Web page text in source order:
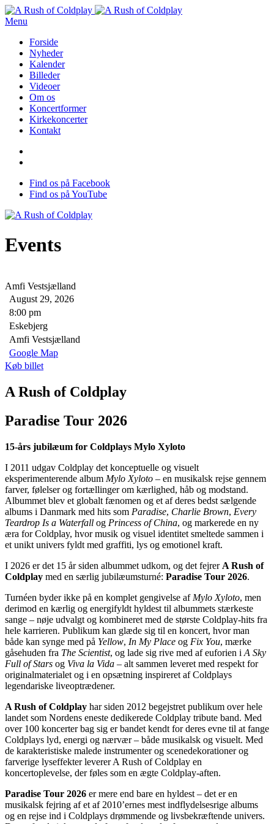
Menu
Forside
Nyheder
Kalender
Billeder
Videoer
Om os
Koncertformer
Kirkekoncerter
Kontakt
Find os på Facebook
Find os på YouTube
Events
Amfi Vestsjælland
August 29, 2026
8:00 pm
Eskebjerg
Amfi Vestsjælland
Google Map
Køb billet
A Rush of Coldplay
Paradise Tour 2026
15-års jubilæum for Coldplays Mylo Xyloto
I 2011 udgav Coldplay det konceptuelle og visuelt
eksperimenterende album Mylo Xyloto – en musikalsk rejse gennem
farver, følelser og fortællinger om kærlighed, håb og modstand.
Albummet blev et globalt fænomen og et af deres bedst sælgende
albums i Danmark med hits som Paradise, Charlie Brown, Every
Teardrop Is a Waterfall og Princess of China, og markerede en ny
æra for Coldplay, hvor musik og visuel identitet smeltede sammen i
et unikt univers fyldt med graffiti, lys og emotionel kraft.
I 2026 er det 15 år siden albummet udkom, og det fejrer A Rush of
Coldplay med en særlig jubilæumsturné: Paradise Tour 2026.
Turnéen byder ikke på en komplet gengivelse af Mylo Xyloto, men
derimod en kærlig og energifyldt hyldest til albummets stærkeste
sange – nøje udvalgt og kombineret med de største Coldplay-hits fra
hele karrieren. Publikum kan glæde sig til en koncert, hvor man
både kan synge med på Yellow, In My Place og Fix You, mærke
gåsehuden fra The Scientist, og lade sig rive med af euforien i A Sky
Full of Stars og Viva la Vida – alt sammen leveret med respekt for
originalmaterialet og i en opsætning inspireret af Coldplays
legendariske liveoptrædener.
A Rush of Coldplay har siden 2012 begejstret publikum over hele
landet som Nordens eneste dedikerede Coldplay tribute band. Med
over 100 koncerter bag sig er bandet kendt for deres evne til at fange
Coldplays lyd, energi og nærvær – både musikalsk og visuelt. Med
de karakteristiske malede instrumenter og scenedekorationer og
farverige lyseffekter leverer A Rush of Coldplay en
koncertoplevelse, der føles som en ægte Coldplay-aften.
Paradise Tour 2026 er mere end bare en hyldest – det er en
musikalsk fejring af et af 2010’ernes mest indflydelsesrige albums
og en rejse ind i Coldplays drømmende og livsbekræftende univers.